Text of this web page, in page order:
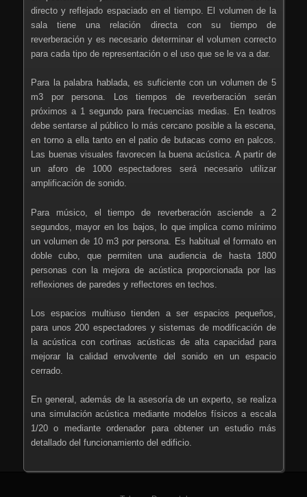
directo y reflejado espaciado en el tiempo. El volumen de la
sala tiene una relación directa con su tiempo de
reverberación y es necesario determinar el volumen correcto
para cada tipo de representación o el uso que se le va a dar.
Para la palabra hablada, es suficiente con un volumen de 5
m3 por persona. Los tiempos de reverberación serán
próximos a 1 segundo para frecuencias medias. En teatros
debe sentarse al público lo más cercano posible a la escena,
en torno a ella tanto en el patio de butacas como en palcos.
Las buenas visuales favorecen la buena acústica. A partir de
un aforo de 1000 espectadores será necesario utilizar
amplificación de sonido.
Para músico, el tiempo de reverberación asciende a 2
segundos, mayor en los bajos, lo que implica como mínimo
un volumen de 10 m3 por persona. Es habitual el formato en
doble cubo, que permiten una audiencia de hasta 1800
personas con la mejora de acústica proporcionada por las
reflexiones de paredes y reflectores en techos.
Los espacios multiuso tienden a ser espacios pequeños,
para unos 200 espectadores y sistemas de modificación de
la acústica con cortinas acústicas de alta capacidad para
mejorar la calidad envolvente del sonido en un espacio
cerrado.
En general, además de la asesoría de un experto, se realiza
una simulación acústica mediante modelos físicos a escala
1/20 o mediante ordenador para obtener un estudio más
detallado del funcionamiento del edificio.